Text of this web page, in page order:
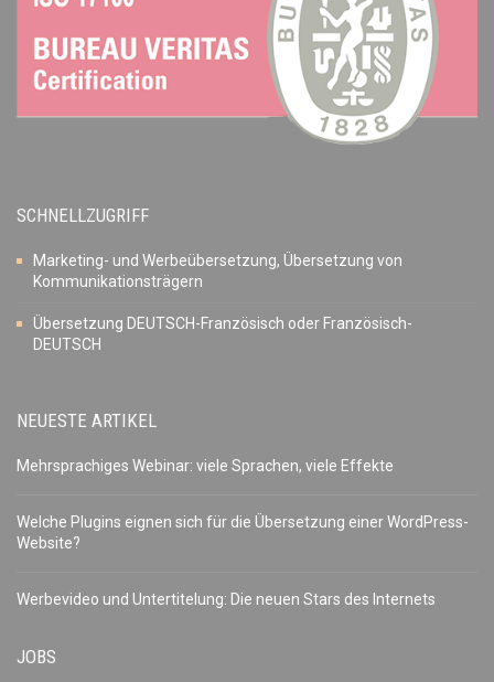
SCHNELLZUGRIFF
Marketing- und Werbeübersetzung, Übersetzung von
Kommunikationsträgern
Übersetzung DEUTSCH-Französisch oder Französisch-
DEUTSCH
NEUESTE ARTIKEL
Mehrsprachiges Webinar: viele Sprachen, viele Effekte
Welche Plugins eignen sich für die Übersetzung einer WordPress-
Website?
Werbevideo und Untertitelung: Die neuen Stars des Internets
JOBS